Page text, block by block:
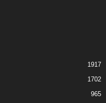
1917
1702
965